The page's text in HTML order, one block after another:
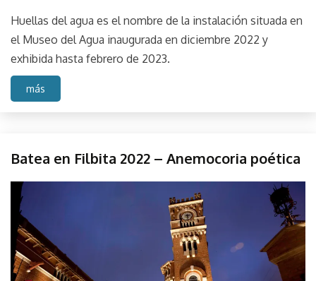
Huellas del agua es el nombre de la instalación situada en
el Museo del Agua inaugurada en diciembre 2022 y
exhibida hasta febrero de 2023.
más
Festival
Instalación
objeto
Muestra
Sitios
Usina
del
Batea en Filbita 2022 – Anemocoria poética
noviembre
2022
parselis